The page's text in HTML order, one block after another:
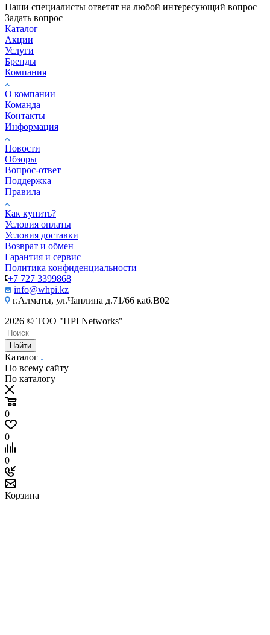
Наши специалисты ответят на любой интересующий вопрос
Задать вопрос
Каталог
Акции
Услуги
Бренды
Компания
О компании
Команда
Контакты
Информация
Новости
Обзоры
Вопрос-ответ
Поддержка
Правила
Как купить?
Условия оплаты
Условия доставки
Возврат и обмен
Гарантия и сервис
Политика конфиденциальности
+7 727 3399868
info@whpi.kz
г.Алматы, ул.Чаплина д.71/66 каб.B02
2026 © ТОО "HPI Networks"
Найти
Каталог
По всему сайту
По каталогу
0
0
0
Корзина